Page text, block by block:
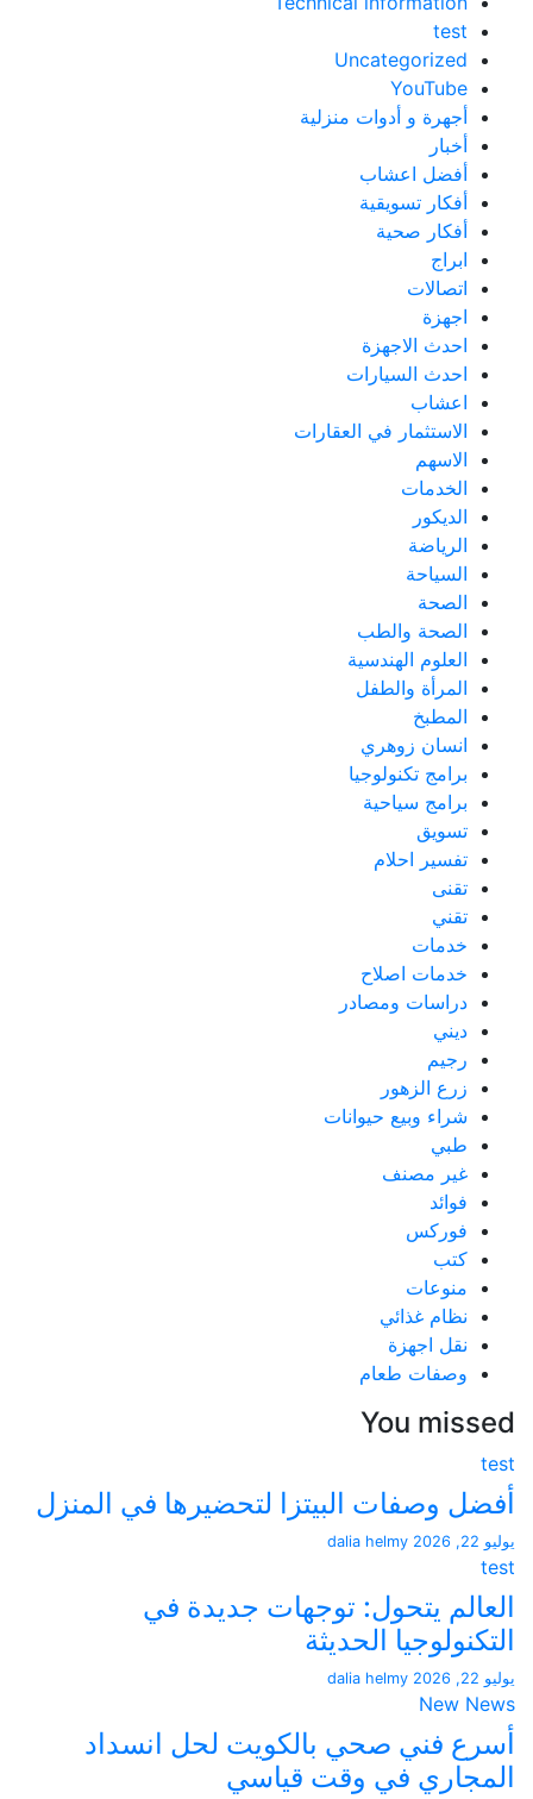
Uncategorized
YouTube
أجهرة و أدوات منزلية
أفضل اعشاب
أفكار تسويقية
أفكار صحية
اتصالات
اجهزة
احدث الاجهزة
احدث السيارات
اعشاب
الاستثمار في العقارات
الاسهم
الخدمات
الديكور
الرياضة
السياحة
الصحة
الصحة والطب
العلوم الهندسية
المرأة والطفل
المطبخ
انسان زوهري
برامج تكنولوجيا
برامج سياحية
تسويق
تفسير احلام
خدمات
خدمات اصلاح
دراسات ومصادر
زرع الزهور
شراء وبيع حيوانات
غير مصنف
فوركس
منوعات
نظام غذائي
نقل اجهزة
وصفات طعام
You
وصفات البيتزا لتحضيرها في المنزل
dalia helmy
يتحول: توجهات جديدة في
الحديثة
dalia helmy
New
فني صحي بالكويت لحل انسداد
في وقت قياسي